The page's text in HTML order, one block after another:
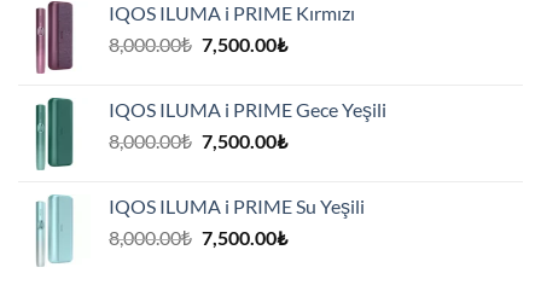
7,500.00₺.
IQOS ILUMA i PRIME Kırmızı
8,000.00₺ Orijinal
7,500.00₺Şu
7,500.00₺.
IQOS ILUMA i PRIME Gece Yeşili
8,000.00₺ Orijinal
7,500.00₺Şu
7,500.00₺.
IQOS ILUMA i PRIME Su Yeşili
8,000.00₺ Orijinal
7,500.00₺Şu